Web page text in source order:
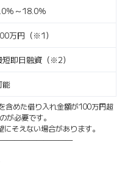
％～18.0％
万円（※1）
短即日融資（※2）
能
めた借り入れ金額が100万円超
が必要です。
そえない場合があります。